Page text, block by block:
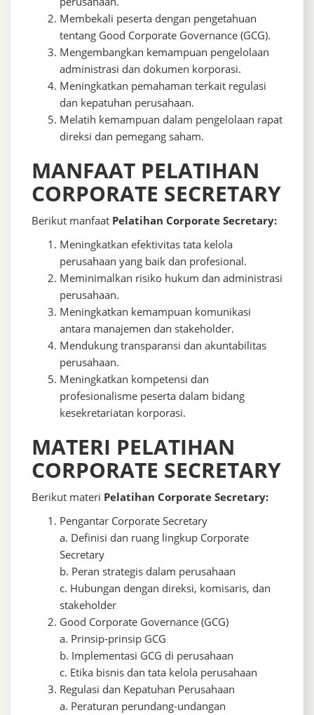
Membekali peserta dengan pengetahuan
tentang Good Corporate Governance (GCG).
Mengembangkan kemampuan pengelolaan
administrasi dan dokumen korporasi.
Meningkatkan pemahaman terkait regulasi
dan kepatuhan perusahaan.
Melatih kemampuan dalam pengelolaan rapat
direksi dan pemegang saham.
MANFAAT PELATIHAN
CORPORATE SECRETARY
Berikut manfaat Pelatihan Corporate Secretary:
Meningkatkan efektivitas tata kelola
perusahaan yang baik dan profesional.
Meminimalkan risiko hukum dan administrasi
perusahaan.
Meningkatkan kemampuan komunikasi
antara manajemen dan stakeholder.
Mendukung transparansi dan akuntabilitas
perusahaan.
Meningkatkan kompetensi dan
profesionalisme peserta dalam bidang
kesekretariatan korporasi.
MATERI PELATIHAN
CORPORATE SECRETARY
Berikut materi Pelatihan Corporate Secretary:
Pengantar Corporate Secretary
a. Definisi dan ruang lingkup Corporate
Secretary
b. Peran strategis dalam perusahaan
c. Hubungan dengan direksi, komisaris, dan
stakeholder
Good Corporate Governance (GCG)
a. Prinsip-prinsip GCG
b. Implementasi GCG di perusahaan
c. Etika bisnis dan tata kelola perusahaan
Regulasi dan Kepatuhan Perusahaan
a. Peraturan perundang-undangan